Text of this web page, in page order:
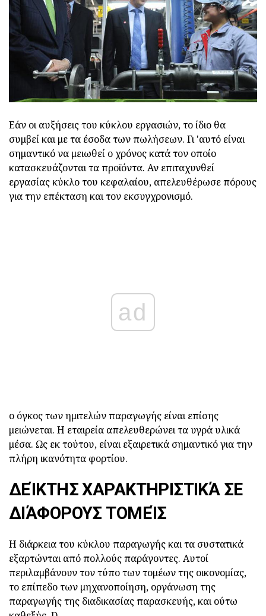
Εάν οι αυξήσεις του κύκλου εργασιών, το ίδιο θα
συμβεί και με τα έσοδα των πωλήσεων. Γι 'αυτό είναι
σημαντικό να μειωθεί ο χρόνος κατά τον οποίο
κατασκευάζονται τα προϊόντα. Αν επιταχυνθεί
εργασίας κύκλο του κεφαλαίου, απελευθέρωσε πόρους
για την επέκταση και τον εκσυγχρονισμό.
ad
ο όγκος των ημιτελών παραγωγής είναι επίσης
μειώνεται. Η εταιρεία απελευθερώνει τα υγρά υλικά
μέσα. Ως εκ τούτου, είναι εξαιρετικά σημαντικό για την
πλήρη ικανότητα φορτίου.
ΔΕΊΚΤΗΣ ΧΑΡΑΚΤΗΡΙΣΤΙΚΆ ΣΕ
ΔΙΆΦΟΡΟΥΣ ΤΟΜΕΊΣ
Η διάρκεια του κύκλου παραγωγής και τα συστατικά
εξαρτώνται από πολλούς παράγοντες. Αυτοί
περιλαμβάνουν τον τύπο των τομέων της οικονομίας,
το επίπεδο των μηχανοποίηση, οργάνωση της
παραγωγής της διαδικασίας παρασκευής, και ούτω